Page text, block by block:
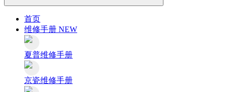
首页
维修手册 NEW
夏普维修手册
京瓷维修手册